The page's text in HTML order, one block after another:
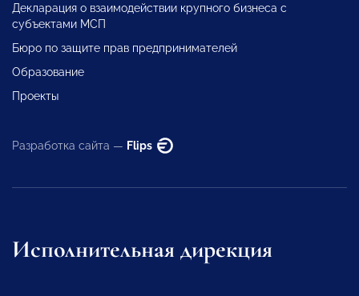
Декларация о взаимодействии крупного бизнеса с
субъектами МСП
Бюро по защите прав предпринимателей
Образование
Проекты
Разработка сайта — Flips
Исполнительная дирекция